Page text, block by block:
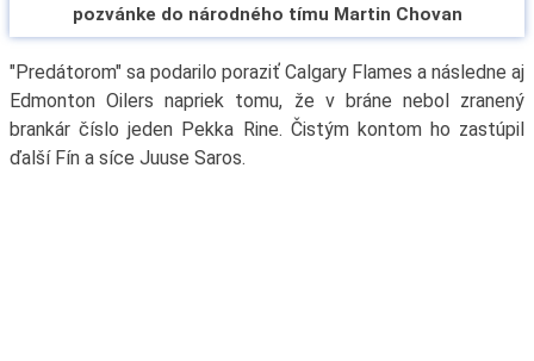
pozvánke do národného tímu Martin Chovan
"Predátorom" sa podarilo poraziť Calgary Flames a následne aj
Edmonton Oilers napriek tomu, že v bráne nebol zranený
brankár číslo jeden Pekka Rine. Čistým kontom ho zastúpil
ďalší Fín a síce Juuse Saros.